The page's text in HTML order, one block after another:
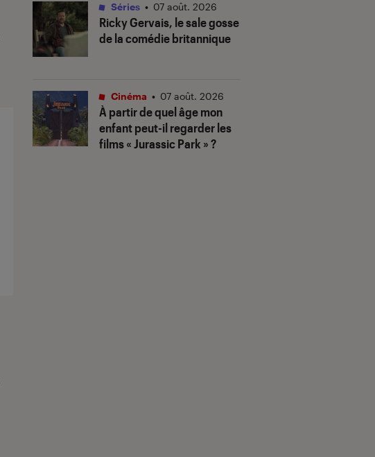
Ricky Gervais, le sale gosse
de la comédie britannique
Séries • 07 août. 2026
À partir de quel âge mon
enfant peut-il regarder les
films « Jurassic Park » ?
Cinéma • 07 août. 2026